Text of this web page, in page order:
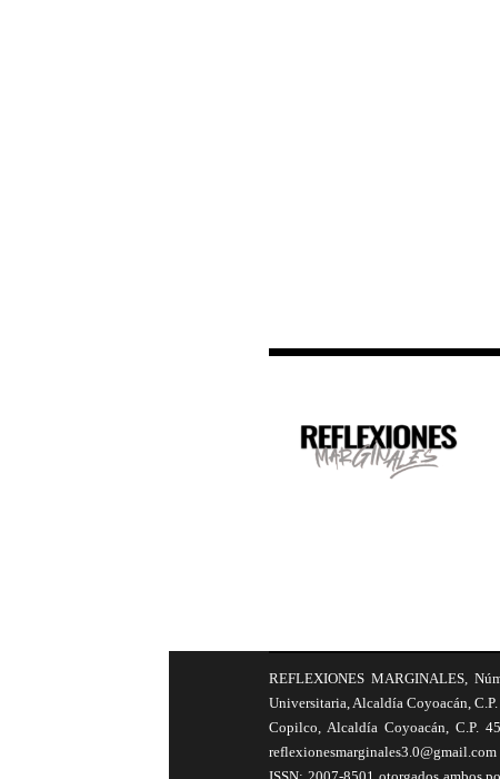
REFLEXIONES MARGINALES,
Universitaria, Alcaldía Coyoacán,
Copilco, Alcaldía Coyoacán, C.P.